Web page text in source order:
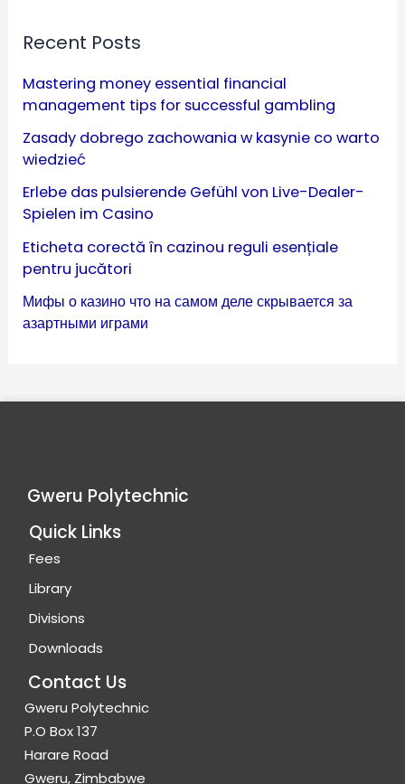
Recent Posts
Mastering money essential financial
management tips for successful gambling
Zasady dobrego zachowania w kasynie co warto
wiedzieć
Erlebe das pulsierende Gefühl von Live-Dealer-
Spielen im Casino
Eticheta corectă în cazinou reguli esențiale
pentru jucători
Мифы о казино что на самом деле скрывается за
азартными играми
Gweru Polytechnic
Quick Links
Fees
Library
Divisions
Downloads
Contact Us
Gweru Polytechnic
P.O Box 137
Harare Road
Gweru, Zimbabwe